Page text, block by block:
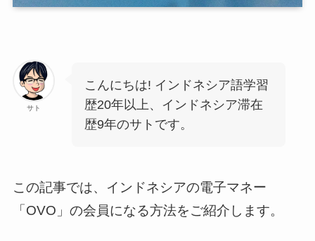
サト
こんにちは! インドネシア語学習
歴20年以上、インドネシア滞在
歴9年のサトです。
この記事では、インドネシアの電子マネー
「OVO」の会員になる方法をご紹介します。